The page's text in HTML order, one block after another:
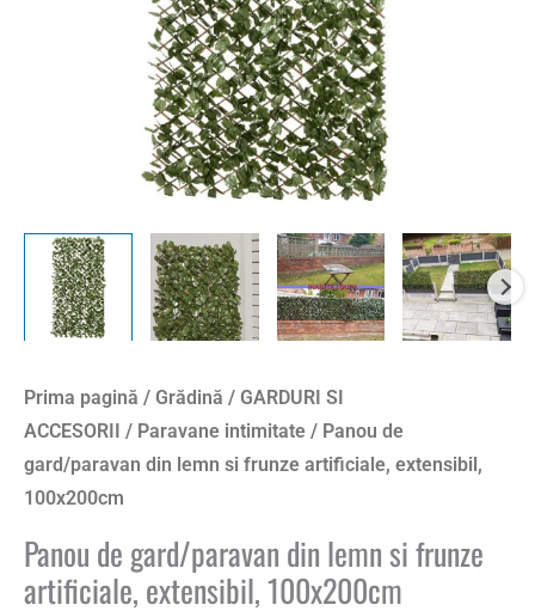
Prima pagină / Grădină / GARDURI SI
ACCESORII
/ Paravane intimitate / Panou de
gard/paravan din lemn si frunze artificiale, extensibil,
100x200cm
Panou de gard/paravan din lemn si frunze
artificiale, extensibil, 100x200cm